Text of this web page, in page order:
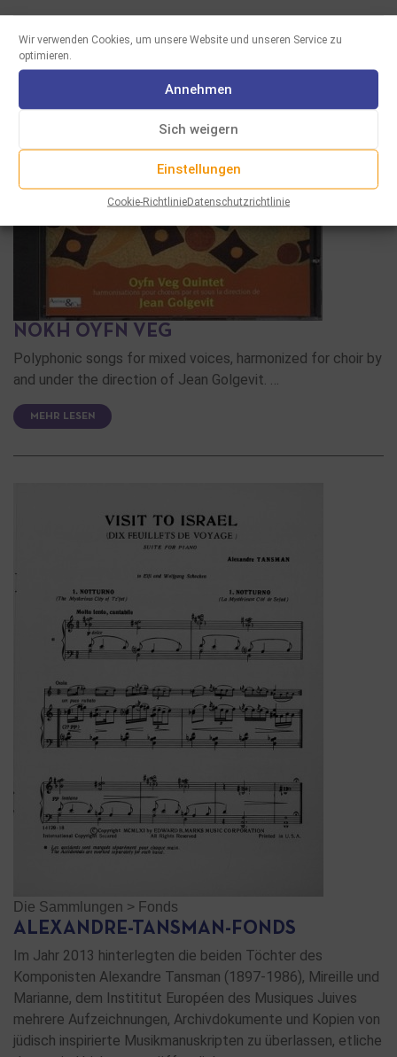
Wir verwenden Cookies, um unsere Website und unseren Service zu
optimieren.
Annehmen
Sich weigern
Einstellungen
Cookie-RichtlinieDatenschutzrichtlinie
NOKH OYFN VEG
Polyphonic songs for mixed voices, harmonized for choir by
and under the direction of Jean Golgevit. …
MEHR LESEN
Die Sammlungen > Fonds
ALEXANDRE-TANSMAN-FONDS
Im Jahr 2013 hinterlegten die beiden Töchter des
Komponisten Alexandre Tansman (1897-1986), Mireille und
Marianne, dem Instititut Européen des Musiques Juives
mehrere Aufzeichnungen, Archivdokumente und Kopien von
jüdisch inspirierte Musikmanuskripten zu überlassen, etliche